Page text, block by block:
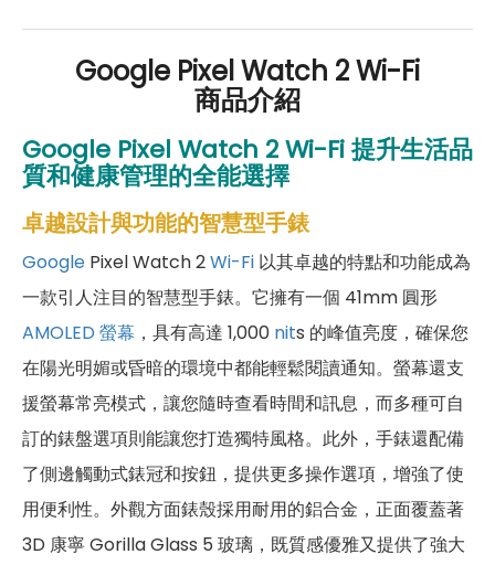
Google Pixel Watch 2 Wi-Fi
商品介紹
Google Pixel Watch 2 Wi-Fi提升生活品
質和健康管理的全能選擇
卓越設計與功能的智慧型手錶
Google Pixel Watch 2Wi-Fi 以其卓越的特點和功能成為
一款引人注目的智慧型手錶。它擁有一個 41mm 圓形
AMOLED 螢幕 ，具有高達 1,000 nits 的峰值亮度，確保您
在陽光明媚或昏暗的環境中都能輕鬆閱讀通知。螢幕還支
援螢幕常亮模式，讓您隨時查看時間和訊息，而多種可自
訂的錶盤選項則能讓您打造獨特風格。此外，手錶還配備
了側邊觸動式錶冠和按鈕，提供更多操作選項，增強了使
用便利性。外觀方面錶殼採用耐用的鋁合金，正面覆蓋著
3D 康寧 Gorilla Glass 5 玻璃，既質感優雅又提供了強大